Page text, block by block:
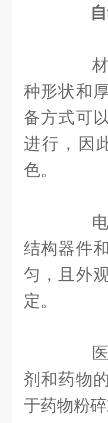
自
材料
种形状和
备方式可
进行，因
色。
电子
结构器件
匀，且外
定。
医学
剂和药物
于药物粉